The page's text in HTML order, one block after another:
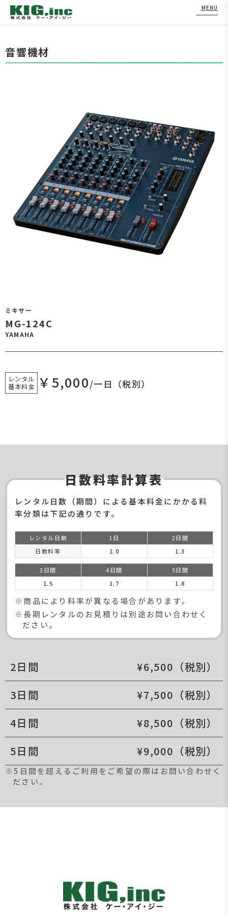
to
content
MENU
音響機材
ミキサー
MG-124C
YAMAHA
レンタル
基本料金
￥5,000/一日（税別）
日数料率計算表
レンタル日数（期間）による基本料金にかかる料
率分類は下記の通りです。
レンタル日数 1日
2日間
日数料率
1.0 1.3
3日間 4日間
5日間
1.5
1.7 1.8
※商品により料率が異なる場合があります。
※長期レンタルのお見積りは別途お問い合わせく
ださい。
2日間
¥6,500（税別）
3日間
¥7,500（税別）
4日間
¥8,500（税別）
5日間
¥9,000（税別）
※5日間を超えるご利用をご希望の際はお問い合わせく
ださい。